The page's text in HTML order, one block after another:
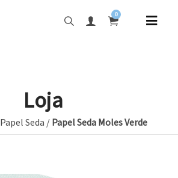
0
Loja
Papel Seda / Papel Seda Moles Verde